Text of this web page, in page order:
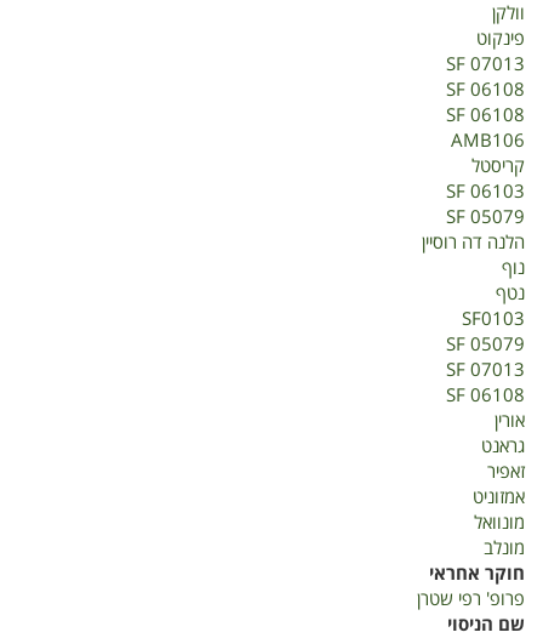
וולקן
פינקוט
SF 07013
SF 06108
SF 06108
AMB106
קריסטל
SF 06103
SF 05079
הלנה דה רוסיין
נוף
נטף
SF0103
SF 05079
SF 07013
SF 06108
אורין
גראנט
זאפיר
אמזוניט
מונוואל
מונלב
חוקר אחראי
פרופ' רפי שטרן
שם הניסוי